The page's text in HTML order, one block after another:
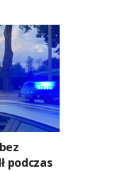
podczas